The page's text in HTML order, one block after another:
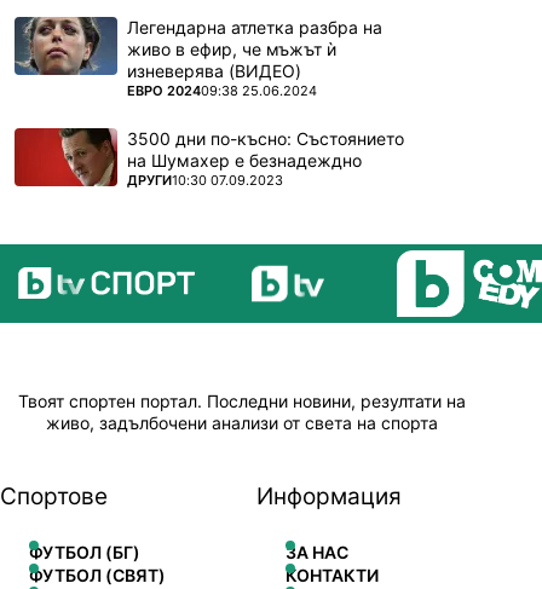
Легендарна атлетка разбра на
живо в ефир, че мъжът ѝ
изневерява (ВИДЕО)
ПОВЕЧЕ ОТ
ЕВРО 202409:38 25.06.2024
3500 дни по-късно: Състоянието
на Шумахер е безнадеждно
ПОВЕЧЕ ОТ
ДРУГИ10:30 07.09.2023
Твоят спортен портал. Последни новини, резултати на
живо, задълбочени анализи от света на спорта
Спортове
ФУТБОЛ (БГ)
ФУТБОЛ (СВЯТ)
Информация
ЗА НАС
КОНТАКТИ